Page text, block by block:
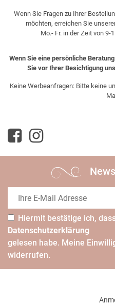
Wenn Sie Fragen zu Ihrer
möchten, erreichen Sie
Mo.- Fr. in der Zeit von 9-
Wenn Sie eine persönliche
Sie vor Ihrer Besichtigung
Keine Werbeanfragen: Bitte keine
Hiermit bestätige ich,
Daten­schutz­erklärung
gelesen habe. Meine
widerrufen.